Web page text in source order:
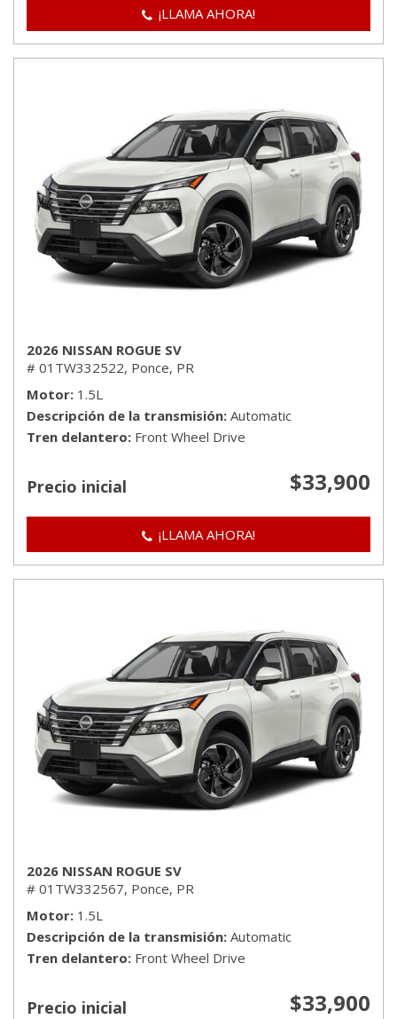
¡LLAMA AHORA!
2026 NISSAN ROGUE SV
# 01TW332522, Ponce, PR
Motor 1.5L
Descripción de la transmisión Automatic
Tren delantero Front Wheel Drive
Precio inicial $33,900
¡LLAMA AHORA!
2026 NISSAN ROGUE SV
# 01TW332567, Ponce, PR
Motor 1.5L
Descripción de la transmisión Automatic
Tren delantero Front Wheel Drive
Precio inicial $33,900